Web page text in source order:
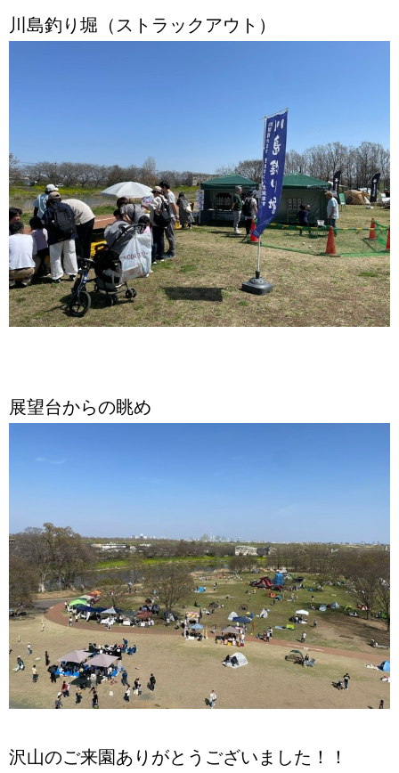
川島釣り堀（ストラックアウト）
展望台からの眺め
沢山のご来園ありがとうございました！！